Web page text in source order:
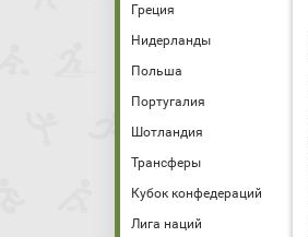
Греция
Нидерланды
Польша
Португалия
Шотландия
Трансферы
Кубок конфедераций
Лига наций